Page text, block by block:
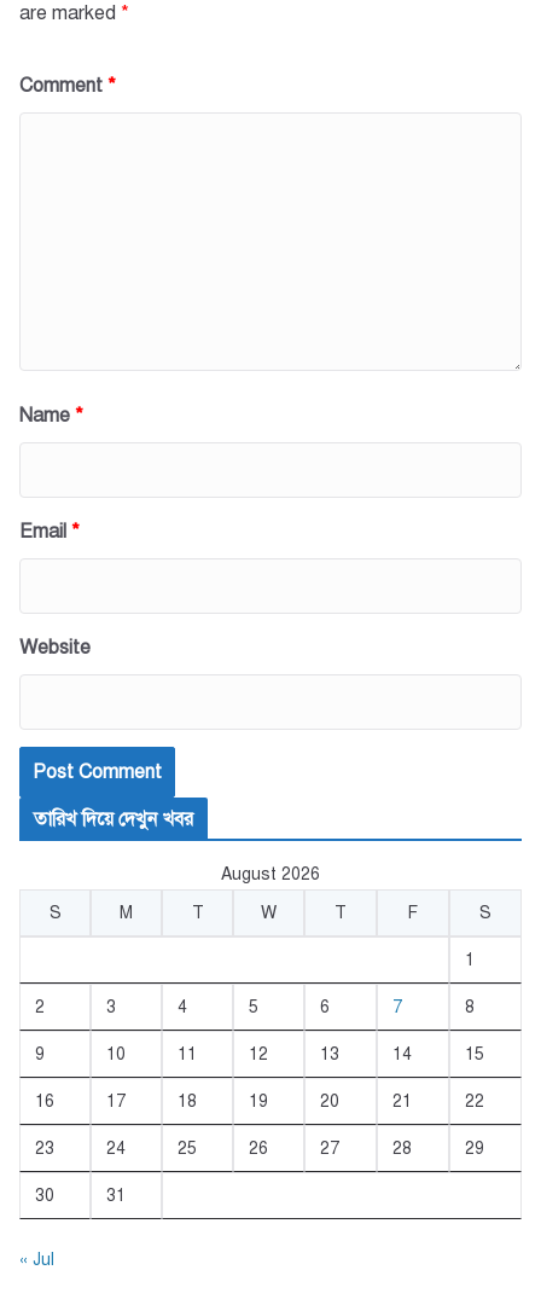
are marked *
Comment *
Name *
Email *
Website
তারিখ দিয়ে দেখুন খবর
August 2026
S
M T W T F S
1
2 3 4 5 6 7 8
9 10 11 12 13 14 15
16 17 18 19 20 21 22
23 24 25 26 27 28 29
30 31
« Jul